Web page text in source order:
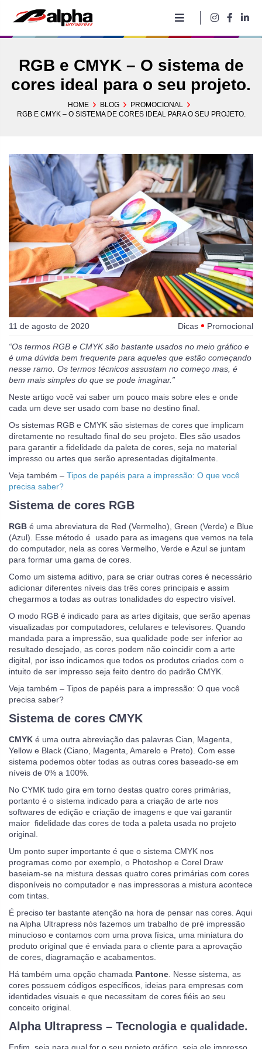
conteúdo
RGB e CMYK – O sistema de
cores ideal para o seu projeto.
HOME BLOG
PROMOCIONAL
RGB E CMYK – O SISTEMA DE CORES IDEAL PARA O SEU PROJETO.
11 de agosto de 2020 Dicas Promocional
“Os termos RGB e CMYK são bastante usados no meio gráfico e
é uma dúvida bem frequente para aqueles que estão começando
nesse ramo. Os termos técnicos assustam no começo mas, é
bem mais simples do que se pode imaginar.”
Neste artigo você vai saber um pouco mais sobre eles e onde
cada um deve ser usado com base no destino final.
Os sistemas RGB e CMYK são sistemas de cores que implicam
diretamente no resultado final do seu projeto. Eles são usados
para garantir a fidelidade da paleta de cores, seja no material
impresso ou artes que serão apresentadas digitalmente.
Veja também – Tipos de papéis para a impressão: O que você
precisa saber?
Sistema de cores RGB
RGB é uma abreviatura de Red (Vermelho), Green (Verde) e Blue
(Azul). Esse método é usado para as imagens que vemos na tela
do computador, nela as cores Vermelho, Verde e Azul se juntam
para formar uma gama de cores.
Como um sistema aditivo, para se criar outras cores é necessário
adicionar diferentes níveis das três cores principais e assim
chegarmos a todas as outras tonalidades do espectro visível.
O modo RGB é indicado para as artes digitais, que serão apenas
visualizadas por computadores, celulares e televisores. Quando
mandada para a impressão, sua qualidade pode ser inferior ao
resultado desejado, as cores podem não coincidir com a arte
digital, por isso indicamos que todos os produtos criados com o
intuito de ser impresso seja feito dentro do padrão CMYK.
Veja também – Tipos de papéis para a impressão: O que você
precisa saber?
Sistema de cores CMYK
CMYK é uma outra abreviação das palavras Cian, Magenta,
Yellow e Black (Ciano, Magenta, Amarelo e Preto). Com esse
sistema podemos obter todas as outras cores baseado-se em
níveis de 0% a 100%.
No CYMK tudo gira em torno destas quatro cores primárias,
portanto é o sistema indicado para a criação de arte nos
softwares de edição e criação de imagens e que vai garantir
maior fidelidade das cores de toda a paleta usada no projeto
original.
Um ponto super importante é que o sistema CMYK nos
programas como por exemplo, o Photoshop e Corel Draw
baseiam-se na mistura dessas quatro cores primárias com cores
disponíveis no computador e nas impressoras a mistura acontece
com tintas.
É preciso ter bastante atenção na hora de pensar nas cores. Aqui
na Alpha Ultrapress nós fazemos um trabalho de pré impressão
minucioso e contamos com uma prova física, uma miniatura do
produto original que é enviada para o cliente para a aprovação
de cores, diagramação e acabamentos.
Há também uma opção chamada Pantone . Nesse sistema, as
cores possuem códigos específicos, ideias para empresas com
identidades visuais e que necessitam de cores fiéis ao seu
conceito original.
Alpha Ultrapress – Tecnologia e qualidade.
Enfim, seja para qual for o seu projeto gráfico, seja ele impresso